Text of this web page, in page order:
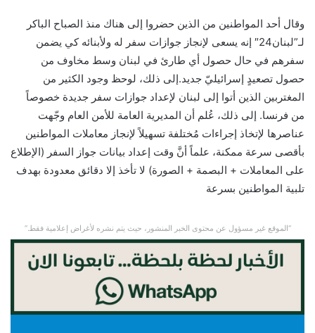
وقال أحد المواطنين من الذين حضروا إلى هناك منذ الصباح الباكر
لـ”لبنان24″ إنه يسعى لإنجاز جوازات سفر له ولأبنائه كي يضمن
سفرهم في حال حصول أي طارئ في لبنان وسط مخاوف من
حصول تصعيدٍ إسرائيليّ جديد.إلى ذلك، لوحظ وجود الكثير من
المغتربين الذين أتوا إلى لبنان لإعداد جوازات سفر جديدة خصوصاً
من فرنسا. إلى ذلك، عُلم أن المديرية العامة للأمن العام وجّهت
عناصرها لإتخاذ إجراءات مُختلفة تسهيلاً لإنجاز معاملات المواطنين
بأقصى سرعة ممكنة، علماً أنَّ وقت إعداد بيانات جواز السفر (الإطلاع
على المعاملات + البصمة + الصورة) لا تأخذ إلا دقائق معدودة بهدف
تلبية المواطنين بسرعة
“الموقع غير مسؤول عن محتوى الخبر المنشور، حيث يتم نشره لأغراض إعلامية فقط.”